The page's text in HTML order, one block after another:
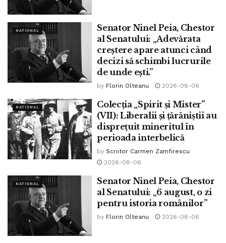
NATIONAL
Senator Ninel Peia, Chestor
al Senatului: „Adevărata
creștere apare atunci când
decizi să schimbi lucrurile
de unde ești.”
by Florin Olteanu 2026-08-06
NATIONAL
Colecția „Spirit și Mister”
(VII): Liberalii și țărăniștii au
disprețuit mineritul în
perioada interbelică
by Scriitor Carmen Zamfirescu
2026-08-06
NATIONAL
Senator Ninel Peia, Chestor
al Senatului: „6 august, o zi
pentru istoria românilor”
by Florin Olteanu 2026-08-06